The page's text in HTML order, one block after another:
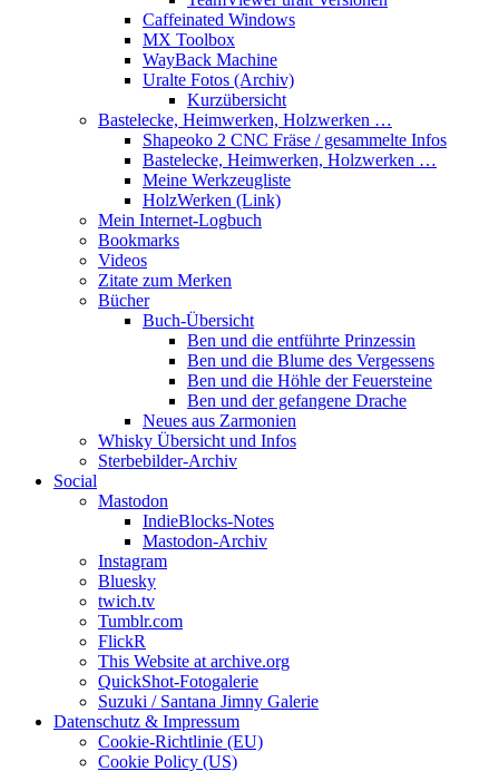
Caffeinated Windows
MX Toolbox
WayBack Machine
Uralte Fotos (Archiv)
Kurzübersicht
Bastelecke, Heimwerken, Holzwerken …
Shapeoko 2 CNC Fräse / gesammelte Infos
Bastelecke, Heimwerken, Holzwerken …
Meine Werkzeugliste
HolzWerken (Link)
Mein Internet-Logbuch
Bookmarks
Videos
Zitate zum Merken
Bücher
Buch-Übersicht
Ben und die entführte Prinzessin
Ben und die Blume des Vergessens
Ben und die Höhle der Feuersteine
Ben und der gefangene Drache
Neues aus Zarmonien
Whisky Übersicht und Infos
Sterbebilder-Archiv
Social
Mastodon
IndieBlocks-Notes
Mastodon-Archiv
Instagram
Bluesky
twich.tv
Tumblr.com
FlickR
This Website at archive.org
QuickShot-Fotogalerie
Suzuki / Santana Jimny Galerie
Datenschutz & Impressum
Cookie-Richtlinie (EU)
Cookie Policy (US)